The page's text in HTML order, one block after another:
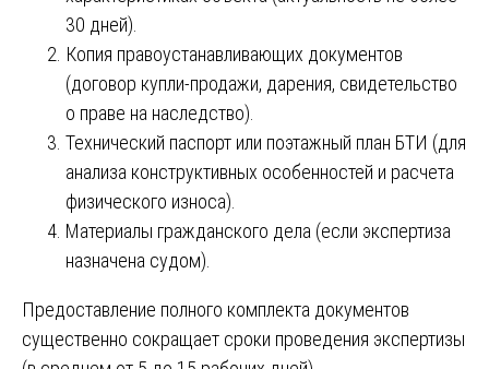
30 дней).
Копия правоустанавливающих документов
(договор купли-продажи, дарения, свидетельство
о праве на наследство).
Технический паспорт или поэтажный план БТИ (для
анализа конструктивных особенностей и расчета
физического износа).
Материалы гражданского дела (если экспертиза
назначена судом).
Предоставление полного комплекта документов
существенно сокращает сроки проведения экспертизы